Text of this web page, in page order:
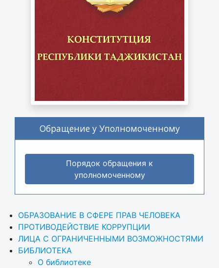
Обращение у Уполномоченному
Порядок обращения к
уполномоченному
ОБРАЗОВАНИЕ В СФЕРЕ ПРАВ ЧЕЛОВЕКА
ПРОТИВОДЕЙСТВИЕ КОРРУПЦИИ
ЛИЦА С ОГРАНИЧЕННЫМИ ВОЗМОЖНОСТЯМИ
БИБЛИОТЕКА
О библиотеке